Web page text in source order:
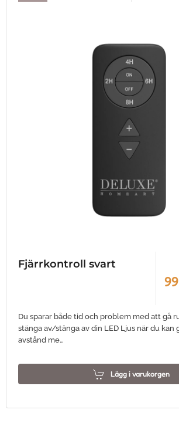
Fjärrkontroll svart
Du sparar både tid och problem med att gå
stänga av/stänga av din LED Ljus när du kan
avstånd me…
Lägg i varukorgen